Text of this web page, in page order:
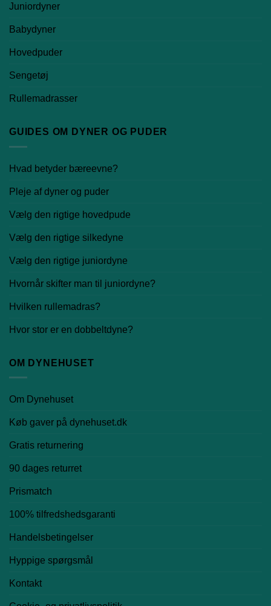
Juniordyner
Babydyner
Hovedpuder
Sengetøj
Rullemadrasser
GUIDES OM DYNER OG PUDER
Hvad betyder bæreevne?
Pleje af dyner og puder
Vælg den rigtige hovedpude
Vælg den rigtige silkedyne
Vælg den rigtige juniordyne
Hvornår skifter man til juniordyne?
Hvilken rullemadras?
Hvor stor er en dobbeltdyne?
OM DYNEHUSET
Om Dynehuset
Køb gaver på dynehuset.dk
Gratis returnering
90 dages returret
Prismatch
100% tilfredshedsgaranti
Handelsbetingelser
Hyppige spørgsmål
Kontakt